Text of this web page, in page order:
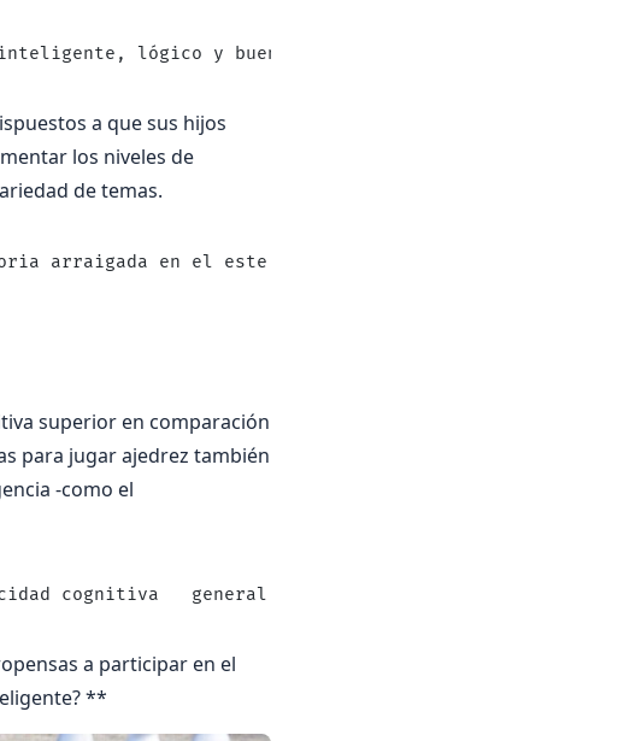
inteligente, lógico y bueno en matemáticas.
a que sus hijos
los niveles de
de temas.
arraigada en el este de la India militar , ¿hay
superior en comparación
para jugar ajedrez también
-como el
cognitiva   general y la habilidad de ajedrez es
a participar en el
**